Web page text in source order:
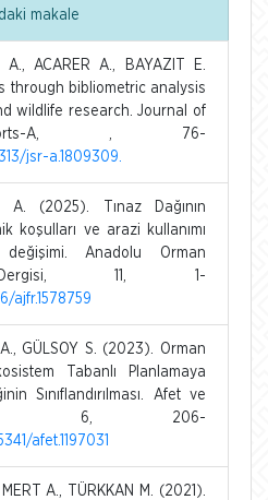
makale
ACARER A., BAYAZIT E.
through bibliometric analysis
wildlife research. Journal of
A, , 76-
jsr-a.1809309.
A. (2025). Tınaz Dağının
koşulları ve arazi kullanımı
değişimi. Anadolu Orman
Dergisi, 11, 1-
ajfr.1578759
GÜLSOY S. (2023). Orman
Tabanlı Planlamaya
Sınıflandırılması. Afet ve
6, 206-
afet.1197031
A., TÜRKKAN M. (2021).